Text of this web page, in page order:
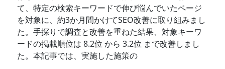
て、特定の検索キーワードで伸び悩んでいたページ
を対象に、約3か月間かけてSEO改善に取り組みまし
た。手探りで調査と改善を重ねた結果、対象キーワ
ードの掲載順位は 8.2位 から 3.2位 まで改善しまし
た。本記事では、実施した施策の